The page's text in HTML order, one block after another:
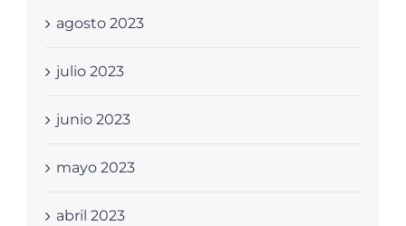
agosto 2023
julio 2023
junio 2023
mayo 2023
abril 2023